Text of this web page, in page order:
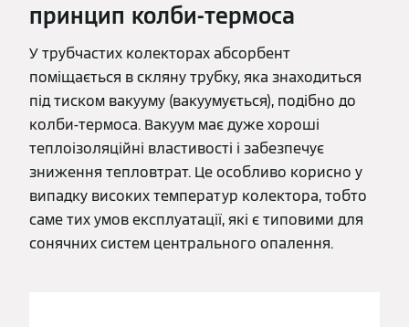
принцип колби-термоса
У трубчастих колекторах абсорбент
поміщається в скляну трубку, яка знаходиться
під тиском вакууму (вакуумується), подібно до
колби-термоса. Вакуум має дуже хороші
теплоізоляційні властивості і забезпечує
зниження тепловтрат. Це особливо корисно у
випадку високих температур колектора, тобто
саме тих умов експлуатації, які є типовими для
сонячних систем центрального опалення.